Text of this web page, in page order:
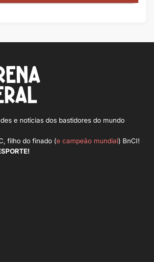
e notícias dos bastidores do mundo
filho do finado (e campeão mundial) BnCI!